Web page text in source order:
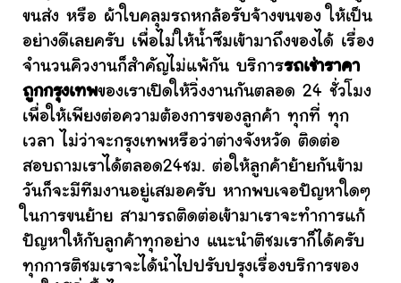
ขนส่ง หรือ ผ้าใบคลุมรถหกล้อรับจ้างขนของ ให้เป็น
อย่างดีเลยครับ เพื่อไม่ให้น้ำซึมเข้ามาถึงของได้ เรื่อง
จำนวนคิวงานก็สำคัญไม่แพ้กัน บริการรถเช่าราคา
ถูกกรุงเทพของเราเปิดให้วิ่งงานกันตลอด 24 ชั่วโมง
เพื่อให้เพียงต่อความต้องการของลูกค้า ทุกที่ ทุก
เวลา ไม่ว่าจะกรุงเทพหรือว่าต่างจังหวัด ติดต่อ
สอบถามเราได้ตลอด24ชม. ต่อให้ลูกค้าย้ายกันข้าม
วันก็จะมีทีมงานอยู่เสมอครับ หากพบเจอปัญหาใดๆ
ในการขนย้าย สามารถติดต่อเข้ามาเราจะทำการแก้
ปัญหาให้กับลูกค้าทุกอย่าง แนะนำติชมเราก็ได้ครับ
ทุกการติชมเราจะได้นำไปปรับปรุงเรื่องบริการของ